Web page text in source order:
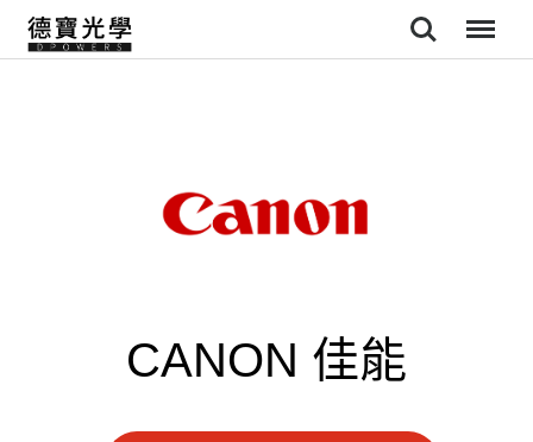
Search
CANON 佳能